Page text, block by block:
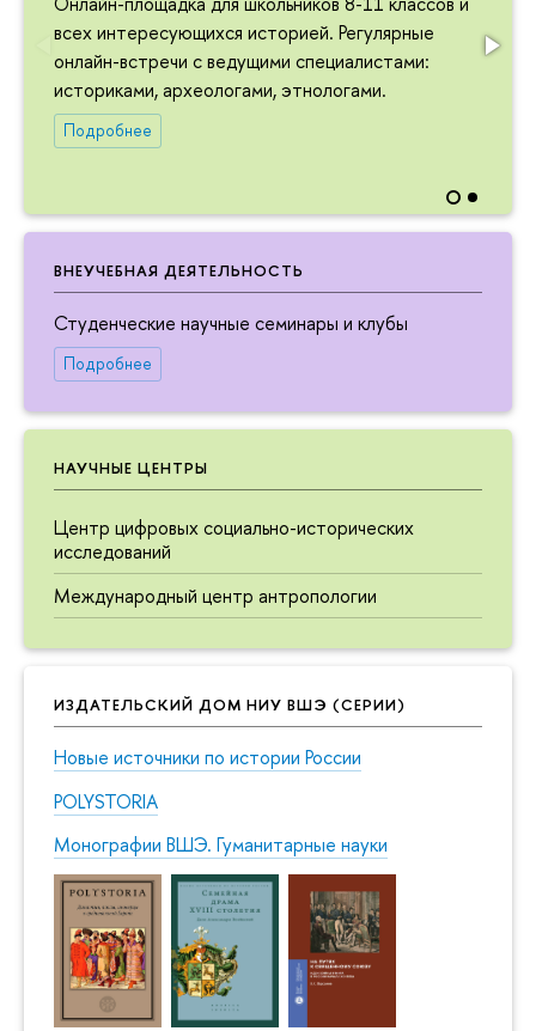
всех интересующихся историей. Регулярные
онлайн-встречи с ведущими специалистами:
историками, археологами, этнологами.
Подробнее
ВНЕУЧЕБНАЯ ДЕЯТЕЛЬНОСТЬ
Студенческие научные семинары и клубы
Подробнее
НАУЧНЫЕ ЦЕНТРЫ
Центр цифровых социально-исторических
исследований
Международный центр антропологии
ИЗДАТЕЛЬСКИЙ ДОМ НИУ ВШЭ (СЕРИИ)
Новые источники по истории России
POLYSTORIA
Монографии ВШЭ. Гуманитарные науки